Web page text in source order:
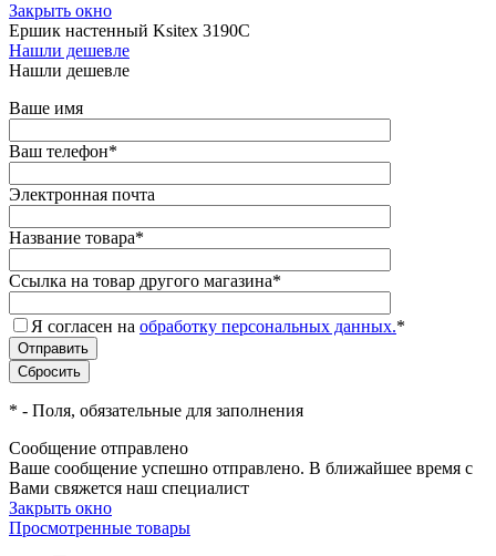
Закрыть окно
Ершик настенный Ksitex 3190C
Нашли дешевле
Нашли дешевле
Ваше имя
Ваш телефон*
Электронная почта
Название товара*
Ссылка на товар другого магазина*
Я согласен на обработку персональных данных.*
* - Поля, обязательные для заполнения
Сообщение отправлено
Ваше сообщение успешно отправлено. В ближайшее время с
Вами свяжется наш специалист
Закрыть окно
Просмотренные товары